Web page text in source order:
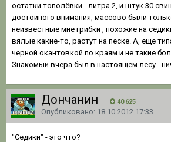
остатки тополёвки - литра 2, и штук 30
достойного внимания, массово были
неизвестные мне грибки , похожие на
вялые какие-то, растут на песке. А, еще
черной окантовкой по краям и не такие
Знакомый вчера был в настоящем лесу -
Дончанин 40 625
Опубликовано: 18.10.2012 17:33
"Седики" - это что?